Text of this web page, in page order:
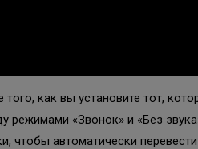
как вы установите тот,
режимами «Звонок» и «Без
чтобы автоматически